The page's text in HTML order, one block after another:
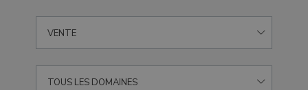
VENTE
TOUS LES DOMAINES